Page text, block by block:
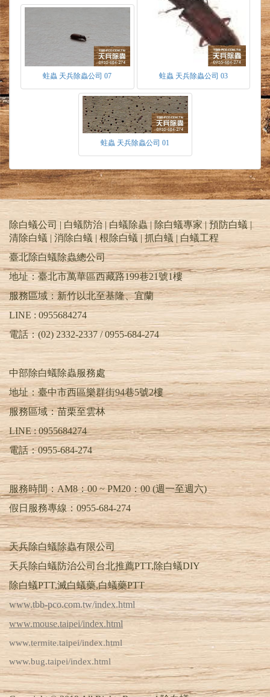
同，而產生時間上先後為害的差異。
由原木料集散地被感染後製成相關木製品，
如家具、手工藝品、裝潢材料等傳進居家。
倉庫存放木料製品中被其中一批受感染之木
料傳遞進而擴散感染。
1.於裝潢前針對裝潢有關之木料噴灑藥劑做預防
2.若於裝潢後防治，針對已危害之木料，對蟲洞
處做深層灌注藥劑，於木料表層毛孔處以滲透性
藥劑做塗佈防治。
裡外各面，藉以徹底封鎖蟲害可出入之區塊。
4.對危害區域，做氣薰防治驅出成蟲，造成速殺
功效。
除白蟻PTT | 天兵除白蟻公司 | 除蟲消毒公司台
北推薦 | 除蟲公司基隆.桃園.新竹.苗栗.台中 |
TEL : 0955-684-274 | 清除白蟻 | 消除白蟻 | 居家
除蟲 | 除蟑螂 | 除跳蚤 | 除蛀蟲 | 除螞蟻 | 滅蚊.蒼
蠅 | 除白蟻 | 白蟻防治 | 除白蟻公司PTT | 預防白
蟻 | 白蟻除蟲 | 消滅白蟻 | 根除白蟻 | 白蟻專家 |
抓白蟻 | 白蟻工程 | 除白蟻DIY | 滅白蟻藥 | 白蟻
藥PTT | 蟻后 | 蟻王 | 工蟻 | 幼蟻 | 蟻卵 | 特滅多 |
環境消毒公司 | 害蟲昆蟲驅除 | 害蟲防治
蛀蟲 天兵除蟲公司 07 蛀蟲 天兵除蟲公司 03
蛀蟲 天兵除蟲公司 01
除白蟻公司 | 白蟻防治 | 白蟻除蟲 | 除白蟻專家 | 預防白蟻 |
清除白蟻 | 消除白蟻 | 根除白蟻 | 抓白蟻 | 白蟻工程
臺北除白蟻除蟲總公司
地址：臺北市萬華區西藏路199巷21號1樓
服務區域：新竹以北至基隆、宜蘭
LINE : 0955684274
電話：(02) 2332-2337 / 0955-684-274
中部除白蟻除蟲服務處
地址：臺中市西區樂群街94巷5號2樓
服務區域：苗栗至雲林
LINE :0955684274
電話：0955-684-274
服務時間：AM8：00 ~ PM20：00 (週一至週六)
假日服務專線：0955-684-274
天兵除白蟻除蟲有限公司
天兵除白蟻防治公司台北推薦PTT,除白蟻DIY
除白蟻PTT,滅白蟻藥,白蟻藥PTT
www.tbb-pco.com.tw/index.html
www.mouse.taipei/index.html
www.termite.taipei/index.html
www.bug.taipei/index.html